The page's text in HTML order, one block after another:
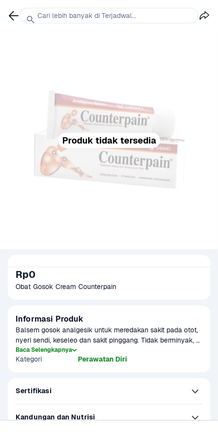
Produk tidak tersedia
Rp0
Obat Gosok Cream Counterpain
Informasi Produk
Balsem gosok analgesik untuk meredakan sakit pada otot,
nyeri sendi, keseleo dan sakit pinggang. Tidak berminyak,
tidak meninggalkan noda dan mengandung vanishing
Baca Selengkapnya
Kategori Perawatan Diri
Sertifikasi
Kandungan dan Nutrisi
Cari lebih banyak di Terjadwal...